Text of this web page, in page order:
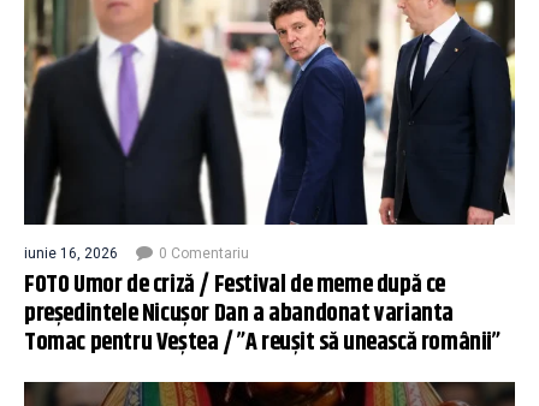
iunie 16, 2026 0 Comentariu
FOTO Umor de criză / Festival de meme după ce
președintele Nicușor Dan a abandonat varianta
Tomac pentru Veștea / ”A reușit să unească românii”